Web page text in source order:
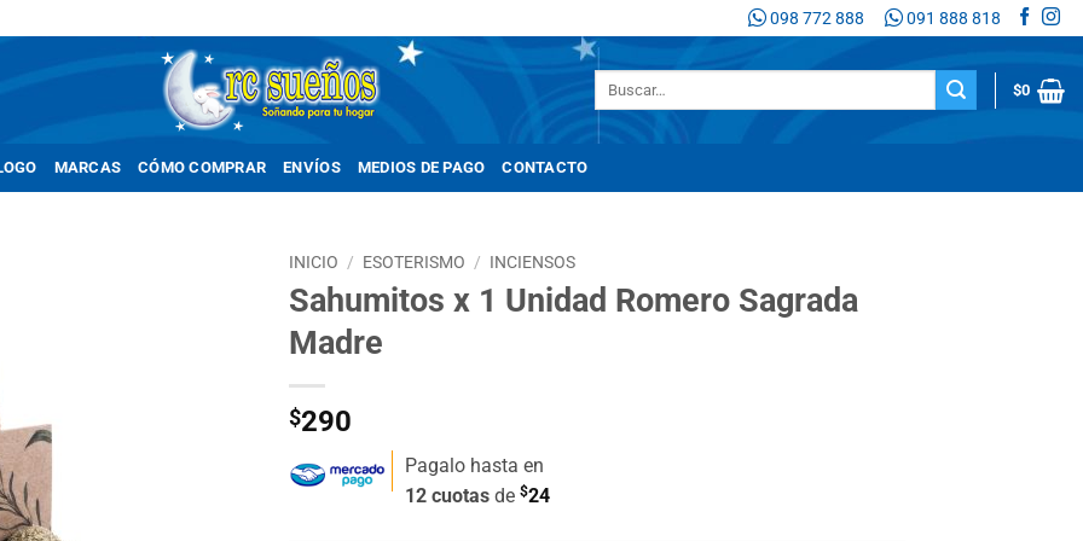
098 772 888 091 888 818
$0
MARCAS CÓMO COMPRAR ENVÍOS MEDIOS DE PAGO CONTACTO
INICIO / ESOTERISMO / INCIENSOS
Sahumitos x 1 Unidad Romero Sagrada
Madre
$290
Pagalo hasta en
12 cuotas de $24